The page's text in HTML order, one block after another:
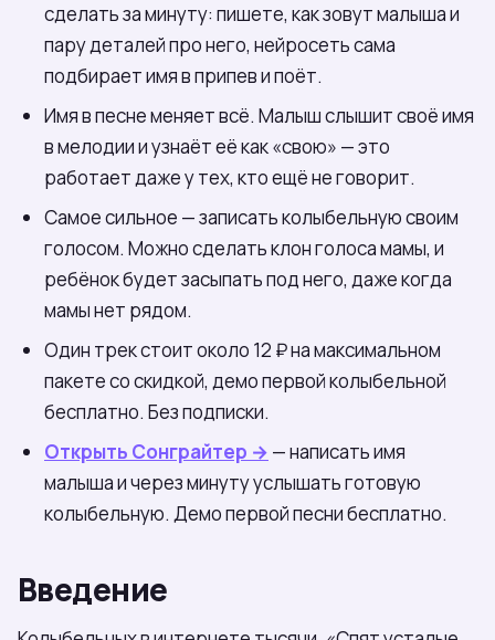
сделать за минуту: пишете, как зовут малыша и
пару деталей про него, нейросеть сама
подбирает имя в припев и поёт.
Имя в песне меняет всё. Малыш слышит своё имя
в мелодии и узнаёт её как «свою» — это
работает даже у тех, кто ещё не говорит.
Самое сильное — записать колыбельную своим
голосом. Можно сделать клон голоса мамы, и
ребёнок будет засыпать под него, даже когда
мамы нет рядом.
Один трек стоит около 12 ₽ на максимальном
пакете со скидкой, демо первой колыбельной
бесплатно. Без подписки.
Открыть Сонграйтер → — написать имя
малыша и через минуту услышать готовую
колыбельную. Демо первой песни бесплатно.
Введение